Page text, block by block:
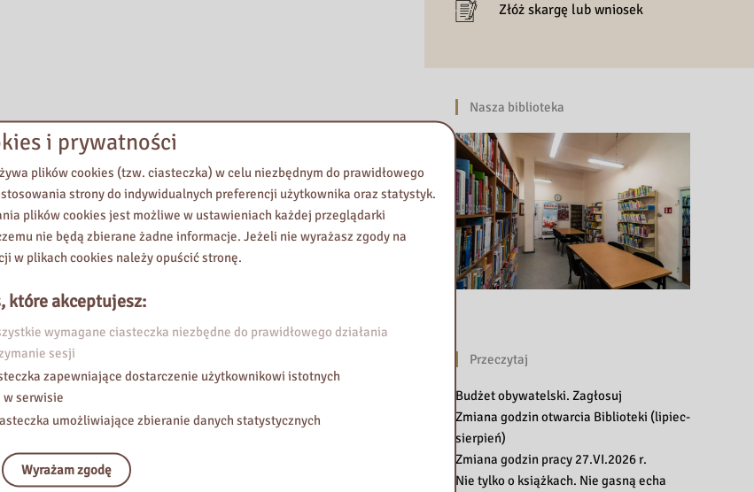
Złóż skargę lub wniosek
Nasza biblioteka
Przeczytaj
Budżet obywatelski. Zagłosuj
Zmiana godzin otwarcia Biblioteki (lipiec-
sierpień)
Zmiana godzin pracy 27.VI.2026 r.
Nie tylko o książkach. Nie gasną echa
i prywatności
plików cookies (tzw. ciasteczka) w celu niezbędnym do prawidłowego
strony do indywidualnych preferencji użytkownika oraz statystyk.
plików cookies jest możliwe w ustawieniach każdej przeglądarki
nie będą zbierane żadne informacje. Jeżeli nie wyrażasz zgody na
w plikach cookies należy opuścić stronę.
które akceptujesz:
wymagane ciasteczka niezbędne do prawidłowego działania
sesji
zapewniające dostarczenie użytkownikowi istotnych
serwisie
umożliwiające zbieranie danych statystycznych
Wyrażam zgodę